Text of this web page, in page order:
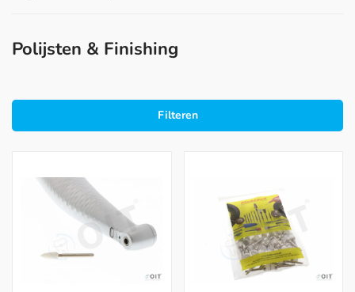
Polijsten & Finishing
Filteren